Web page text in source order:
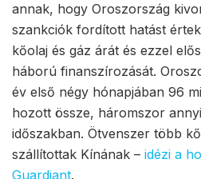
annak, hogy Oroszország
szankciók fordított hatást
kőolaj és gáz árát és ezzel
háború finanszírozását.
év első négy hónapjában 96
hozott össze, háromszor
időszakban. Ötvenszer több
szállítottak Kínának – idézi a
Guardiant.